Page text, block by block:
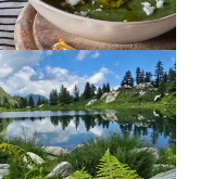
VALLE MAIRA